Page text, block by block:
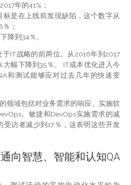
年的41%；
标是在上线前发现缺陷，这个数字从
；
降到34％。
IT战略的前两位。从2016年到2017
幅下降到35％。 IT成本优化进入今
和测试能够应对过去几年的快速变
领域包括对业务需求的响应、实施软
。敏捷和DevOps实施需求的减
受访者减少到17％，这表明这些开发
向智慧、智能和认知QA